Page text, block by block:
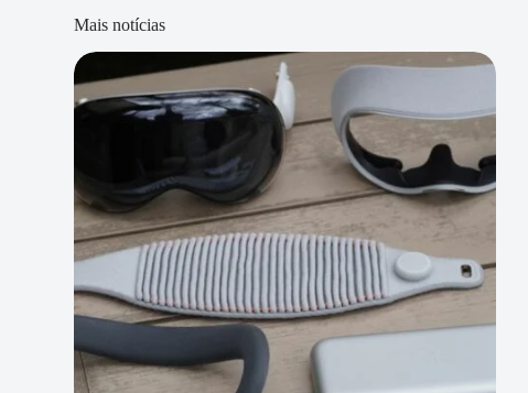
Mais notícias